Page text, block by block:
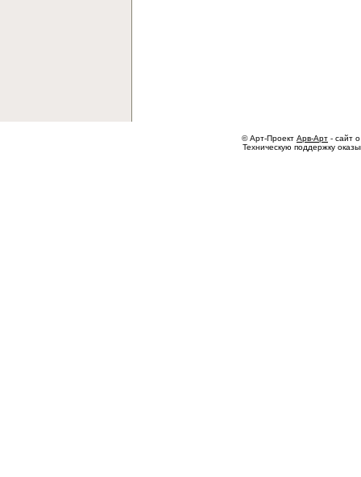
© Арт-Проект Арв-Арт - сайт
Техническую поддержку